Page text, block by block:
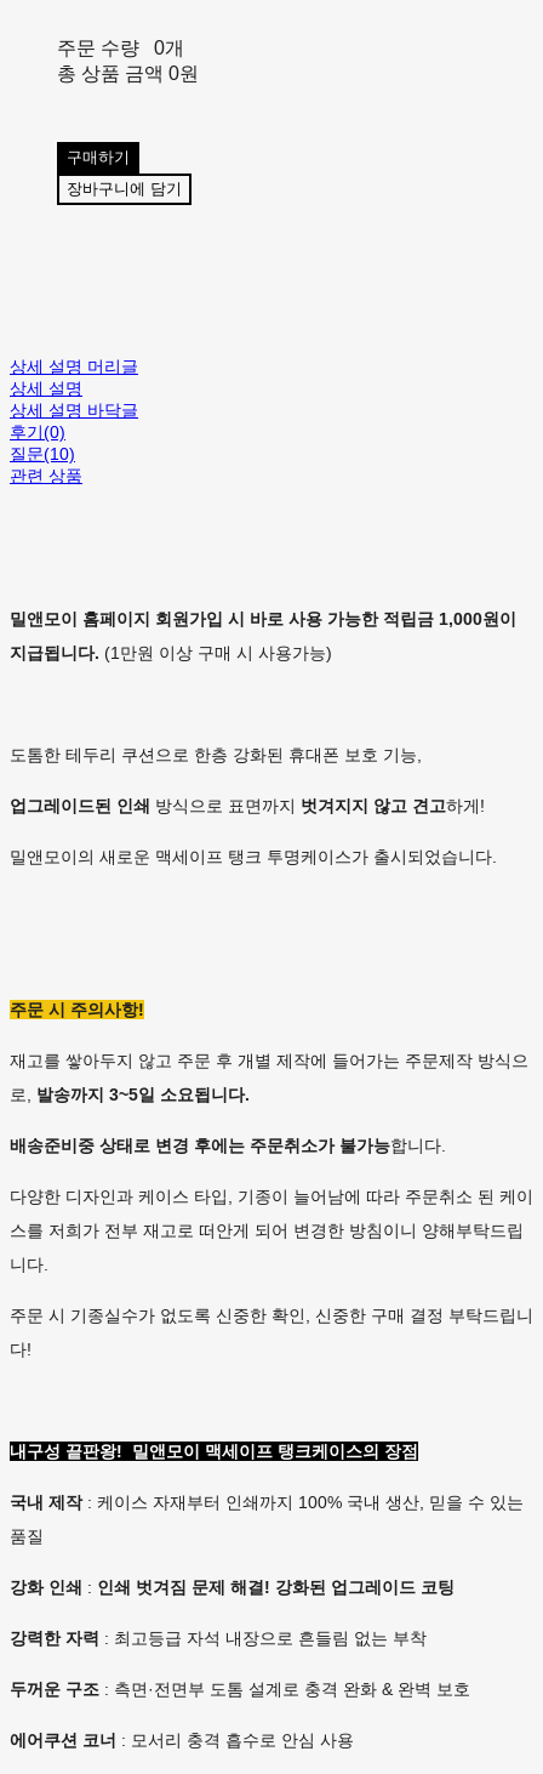
주문 수량
0개
총 상품 금액 0원
구매하기
장바구니에 담기
상세 설명 머리글
상세 설명
상세 설명 바닥글
후기(0)
질문(10)
관련 상품
밀앤모이 홈페이지 회원가입 시 바로 사용 가능한 적립금 1,000원이
지급됩니다. (1만원 이상 구매 시 사용가능)
도톰한 테두리 쿠션으로 한층 강화된 휴대폰 보호 기능,
업그레이드된 인쇄 방식으로 표면까지 벗겨지지 않고 견고하게!
밀앤모이의 새로운 맥세이프 탱크 투명케이스가 출시되었습니다.
주문 시 주의사항!
재고를 쌓아두지 않고 주문 후 개별 제작에 들어가는 주문제작 방식으
로, 발송까지 3~5일 소요됩니다.
배송준비중 상태로 변경 후에는 주문취소가 불가능합니다.
다양한 디자인과 케이스 타입, 기종이 늘어남에 따라 주문취소 된 케이
스를 저희가 전부 재고로 떠안게 되어 변경한 방침이니 양해부탁드립
니다.
주문 시 기종실수가 없도록 신중한 확인, 신중한 구매 결정 부탁드립니
다!
내구성 끝판왕! 밀앤모이 맥세이프 탱크케이스의 장점
국내 제작: 케이스 자재부터 인쇄까지 100% 국내 생산, 믿을 수 있는
품질
강화 인쇄 : 인쇄 벗겨짐 문제 해결! 강화된 업그레이드 코팅
강력한 자력 : 최고등급 자석 내장으로 흔들림 없는 부착
두꺼운 구조 : 측면·전면부 도톰 설계로 충격 완화 & 완벽 보호
에어쿠션 코너 : 모서리 충격 흡수로 안심 사용